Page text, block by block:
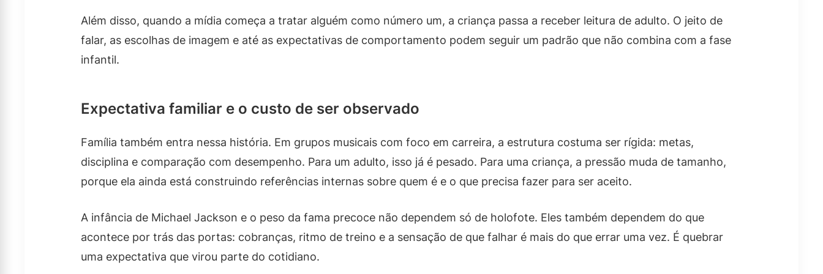
Além disso, quando a mídia começa a tratar alguém como número um, a criança passa a receber leitura de adulto. O jeito de
falar, as escolhas de imagem e até as expectativas de comportamento podem seguir um padrão que não combina com a fase
infantil.
Expectativa familiar e o custo de ser observado
Família também entra nessa história. Em grupos musicais com foco em carreira, a estrutura costuma ser rígida: metas,
disciplina e comparação com desempenho. Para um adulto, isso já é pesado. Para uma criança, a pressão muda de tamanho,
porque ela ainda está construindo referências internas sobre quem é e o que precisa fazer para ser aceito.
A infância de Michael Jackson e o peso da fama precoce não dependem só de holofote. Eles também dependem do que
acontece por trás das portas: cobranças, ritmo de treino e a sensação de que falhar é mais do que errar uma vez. É quebrar
uma expectativa que virou parte do cotidiano.